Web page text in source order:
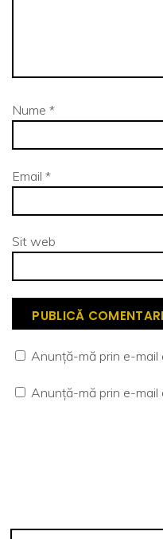
Nume*
Email*
Sit web
Anunță-mă prin e-mail
Anunță-mă prin e-mail